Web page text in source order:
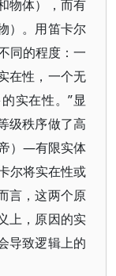
物体），而有
）。用笛卡尔
同的程度：一
在性，一个无
实在性。”显
级秩序做了高
）—有限实体
尔将实在性或
言，这两个原
上，原因的实
导致逻辑上的